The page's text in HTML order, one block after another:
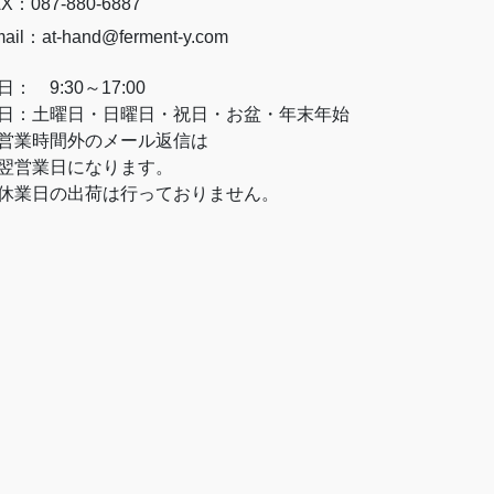
：at-hand@ferment-y.com
： 9:30～17:00
：土曜日・日曜日・祝日・お盆・年末年始
業時間外のメール返信は
営業日になります。
業日の出荷は行っておりません。